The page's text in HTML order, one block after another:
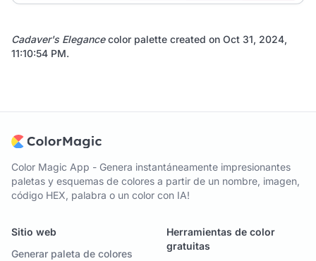
Cadaver's Elegancecolor palette created on Oct 31, 2024,
11:10:54 PM.
Color Magic App - Genera instantáneamente impresionantes
paletas y esquemas de colores a partir de un nombre, imagen,
código HEX, palabra o un color con IA!
Sitio web
Generar paleta de colores
Herramientas de color
gratuitas